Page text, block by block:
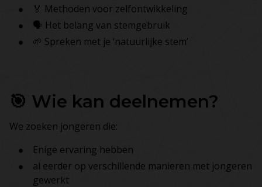
🏅 Methoden voor zelfontwikkeling
🗣 Het belang van stemgebruik
🌱 Spreken met je ‘natuurlijke stem’
🎯 Wie kan deelnemen?
We zoeken jongeren die:
Enige ervaring hebben
al eerder op verschillende manieren met jongeren
gewerkt